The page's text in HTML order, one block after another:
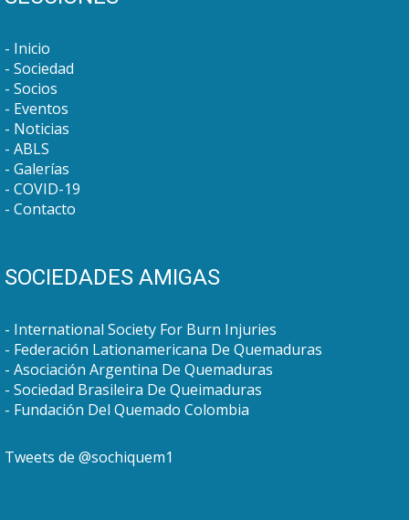
Inicio
Sociedad
Socios
Eventos
Noticias
ABLS
Galerías
COVID-19
Contacto
SOCIEDADES AMIGAS
International Society For Burn Injuries
Federación Lationamericana De Quemaduras
Asociación Argentina De Quemaduras
Sociedad Brasileira De Queimaduras
Fundación Del Quemado Colombia
Tweets de @sochiquem1